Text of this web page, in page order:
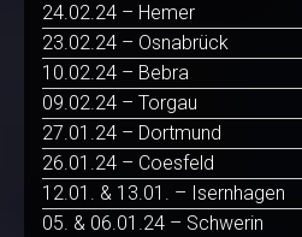
24.02.24 – Hemer
23.02.24 – Osnabrück
10.02.24 – Bebra
09.02.24 – Torgau
27.01.24 – Dortmund
26.01.24 – Coesfeld
12.01. & 13.01. – Isernhagen
05. & 06.01.24 – Schwerin